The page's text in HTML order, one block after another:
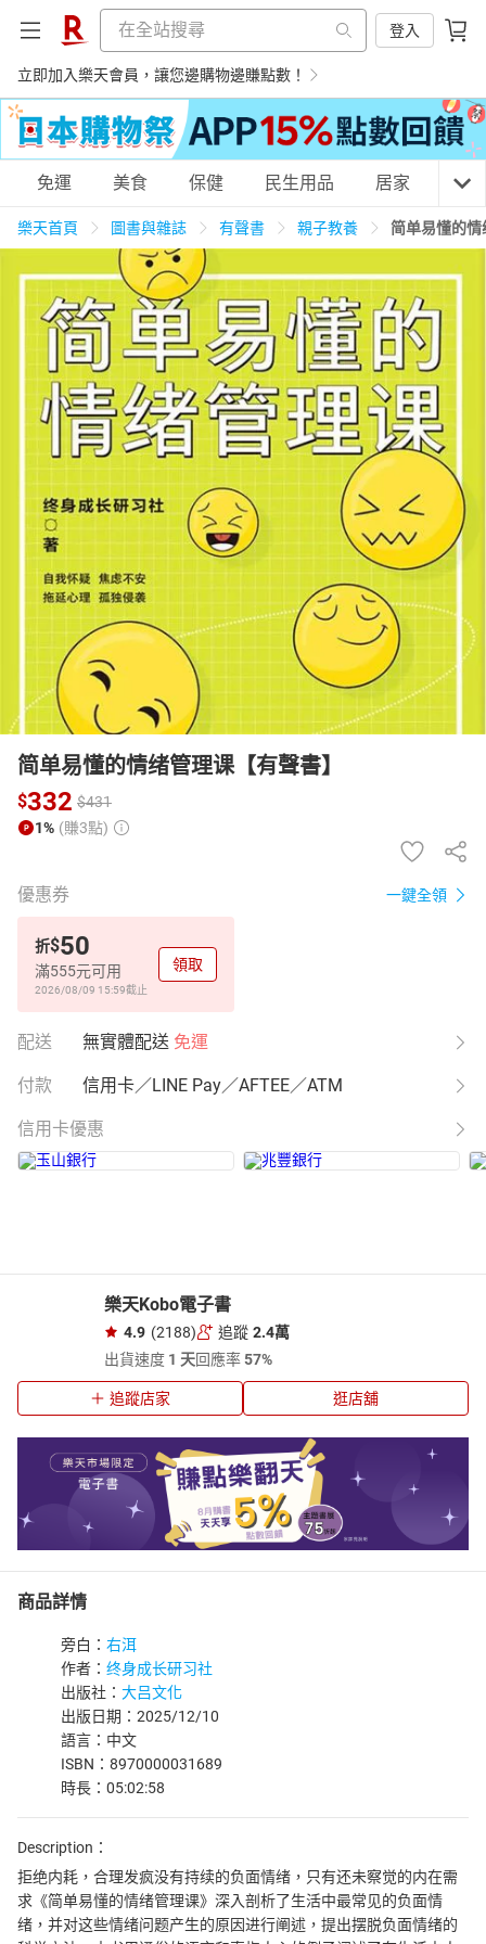
登入
立即加入樂天會員，讓您邊購物邊賺點數！
購物網分類
天天免運 美食蛋糕 養生保健
居家生活 3C家電 運動休閒 親子玩具
女裝 男裝 化妝保養 情趣用品
日本購物 電子/紙本書
免運 美食 保健 民生用品 居家 3C
樂天首頁 圖書與雜誌 有聲書 親子教養 简单易懂的
简单易懂的情绪管理课【有聲書】
$332 $431
1% (賺3點)
優惠券 一鍵全領
折$50
滿555元可用
2026/08/09 15:59截止
領取
配送 無實體配送 免運
付款 信用卡／LINE Pay／AFTEE／ATM
信用卡優惠
樂天Kobo電子書
4.9 (2188) 追蹤 2.4萬
出貨速度 1 天回應率57%
追蹤店家 逛店舖
商品詳情
旁白： 右洱
作者： 终身成长研习社
出版社： 大吕文化
出版日期：2025/12/10
語言：中文
ISBN：8970000031689
時長：05:02:58
Description：
拒绝内耗，合理发疯没有持续的负面情绪，只有还未察觉的内在需
求《简单易懂的情绪管理课》深入剖析了生活中最常见的负面情
绪，并对这些情绪问题产生的原因进行阐述，提出摆脱负面情绪的